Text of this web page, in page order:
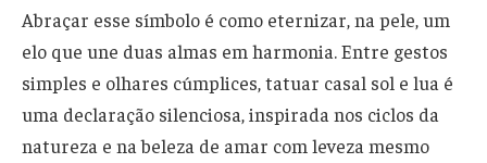
Abraçar esse símbolo é como eternizar, na pele, um
elo que une duas almas em harmonia. Entre gestos
simples e olhares cúmplices, tatuar casal sol e lua é
uma declaração silenciosa, inspirada nos ciclos da
natureza e na beleza de amar com leveza mesmo